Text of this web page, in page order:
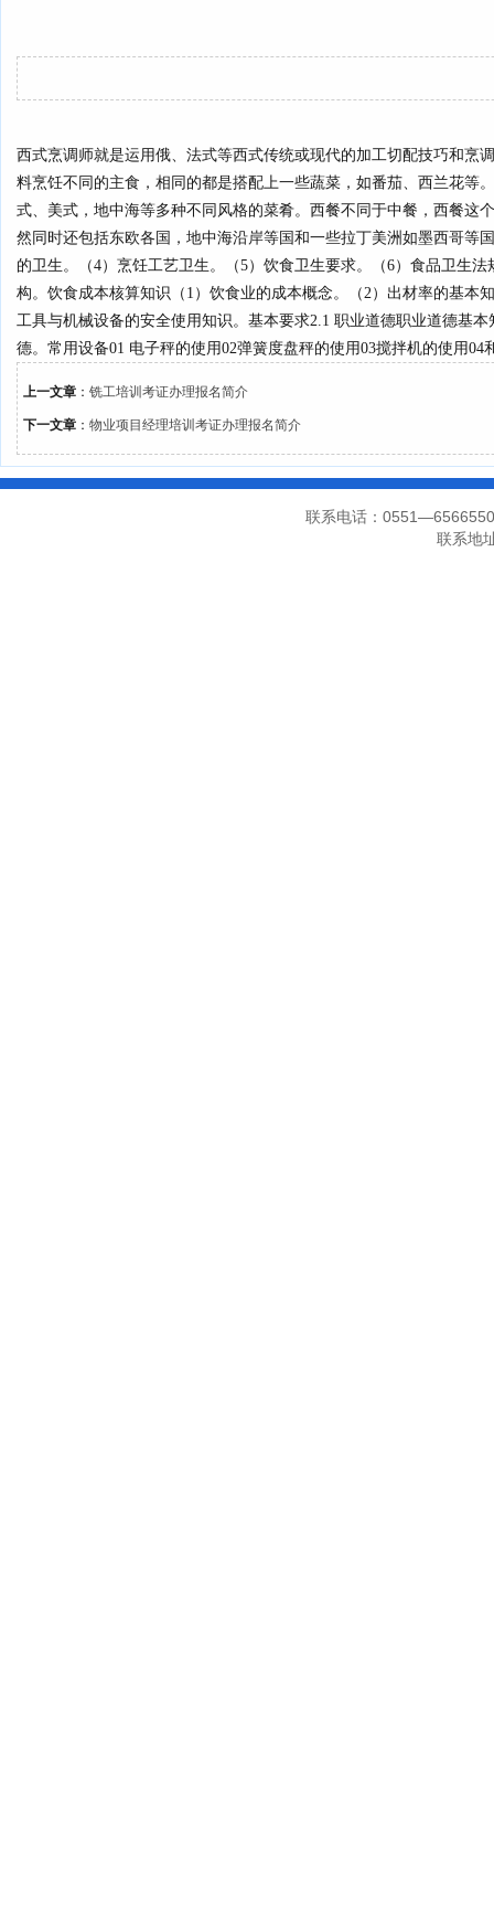
西式烹调师就是运用俄、法式等西式传统或现代的加工切配技巧和烹
料烹饪不同的主食，相同的都是搭配上一些蔬菜，如番茄、西兰花等
式、美式，地中海等多种不同风格的菜肴。西餐不同于中餐，西餐这
然同时还包括东欧各国，地中海沿岸等国和一些拉丁美洲如墨西哥等
的卫生。（4）烹饪工艺卫生。（5）饮食卫生要求。（6）食品卫生
构。饮食成本核算知识（1）饮食业的成本概念。（2）出材率的基本
工具与机械设备的安全使用知识。基本要求2.1 职业道德职业道德基
德。常用设备01 电子秤的使用02弹簧度盘秤的使用03搅拌机的使用
上一文章 ： 铣工培训考证办理报名简介
下一文章 ： 物业项目经理培训考证办理报名简介
联系电话：
联系地